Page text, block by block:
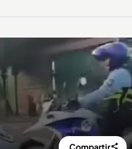
Compartir